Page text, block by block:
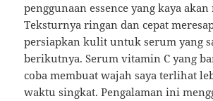
penggunaan essence yang kaya
Teksturnya ringan dan cepat
persiapkan kulit untuk serum yang
berikutnya. Serum vitamin C yang
coba membuat wajah saya terlihat
waktu singkat. Pengalaman ini